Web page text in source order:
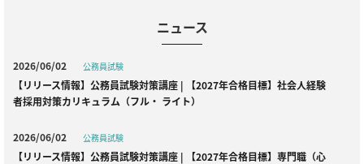
ニュース
2026/06/02 公務員試験
【リリース情報】公務員試験対策講座 | 【2027年合格目標】社会人経験
者採用対策カリキュラム（フル・ ライト）
2026/06/02 公務員試験
【リリース情報】公務員試験対策講座 | 【2027年合格目標】専門職（心